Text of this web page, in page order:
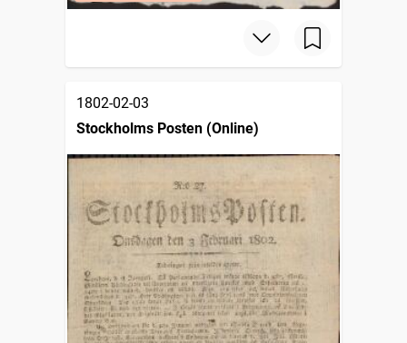
1802-02-03
Stockholms Posten (Online)